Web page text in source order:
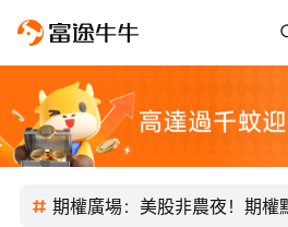
期權廣場：美股非農夜！期權